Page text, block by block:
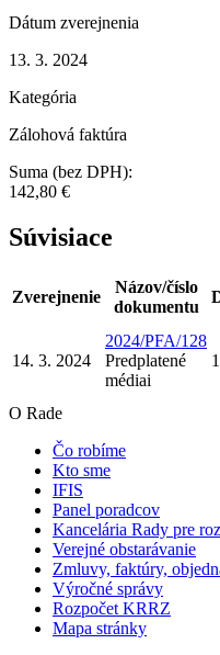
Dátum zverejnenia
13. 3. 2024
Kategória
Zálohová faktúra
Suma (bez DPH):
142,80 €
Súvisiace
Zverejnenie
Názov/číslo
dokumentu
14. 3. 2024
2024/PFA/128
Predplatené
médiai
O Rade
Čo robíme
Kto sme
IFIS
Panel poradcov
Kancelária Rady pre
Verejné obstarávanie
Zmluvy, faktúry,
Výročné správy
Rozpočet KRRZ
Mapa stránky